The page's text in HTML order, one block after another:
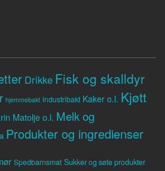
Drikke Fisk og skalldyr
hjemmebakt industribakt Kaker o.l. Kjøtt
Matolje o.l. Melk og
Produkter og ingredienser
Spedbarnsmat Sukker og søte produkter